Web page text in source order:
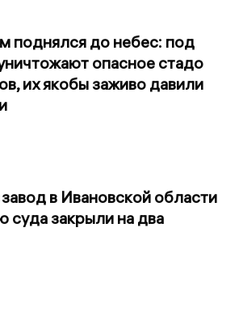
поднялся до небес: под
опасное стадо
их якобы заживо давили
в Ивановской области
суда закрыли на два